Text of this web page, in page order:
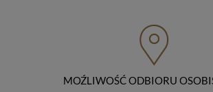
Osobowych, ul. Stawki 2, 00-193
prawo do cofnięcia zgody na przetwarzanie
osobowych (masz prawo cofnięcia zgody na
przetwarzanie danych w dowolnym
cofnięcie zgody nie ma wpływu na
MOŹLIWOŚĆ ODBIORU